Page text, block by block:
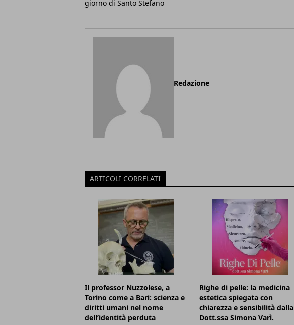
giorno di Santo Stefano
Redazione
ARTICOLI CORRELATI
Il professor Nuzzolese, a
Torino come a Bari: scienza e
diritti umani nel nome
dell’identità perduta
Righe di pelle: la medicina
estetica spiegata con
chiarezza e sensibilità dalla
Dott.ssa Simona Varì.